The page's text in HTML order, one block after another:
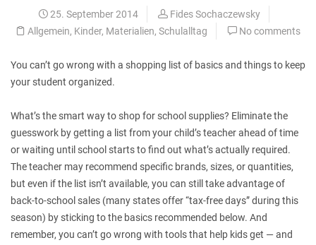
25. September 2014
Fides Sochaczewsky
Allgemein, Kinder, Materialien, Schulalltag No comments
You can’t go wrong with a shopping list of basics and things to keep
your student organized.
What’s the smart way to shop for school supplies? Eliminate the
guesswork by getting a list from your child’s teacher ahead of time
or waiting until school starts to find out what’s actually required.
The teacher may recommend specific brands, sizes, or quantities,
but even if the list isn’t available, you can still take advantage of
back-to-school sales (many states offer “tax-free days” during this
season) by sticking to the basics recommended below. And
remember, you can’t go wrong with tools that help kids get — and